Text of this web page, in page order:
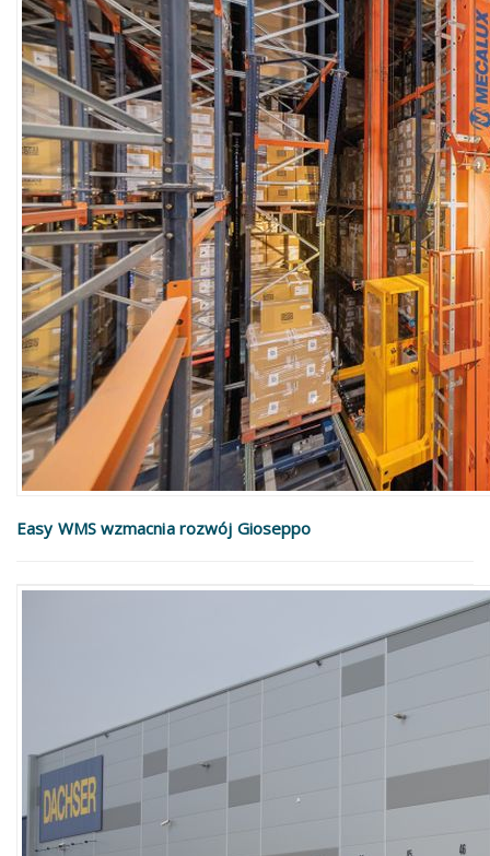
Easy WMS wzmacnia rozwój Gioseppo